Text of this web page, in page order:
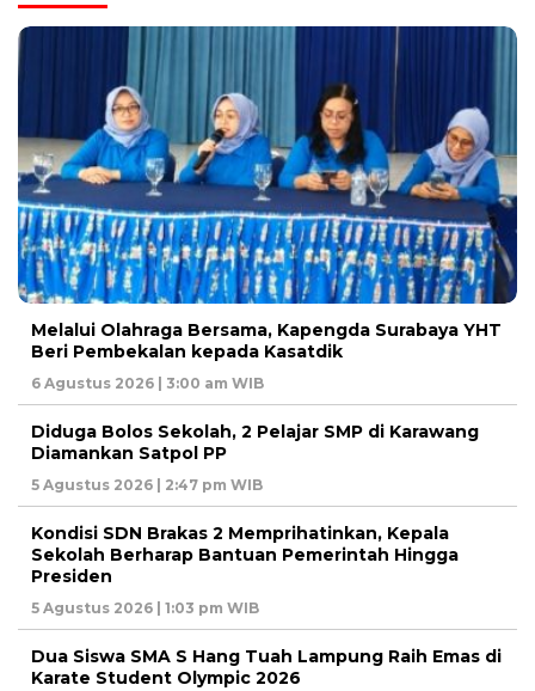
Melalui Olahraga Bersama, Kapengda Surabaya YHT
Beri Pembekalan kepada Kasatdik
6 Agustus 2026 | 3:00 am WIB
Diduga Bolos Sekolah, 2 Pelajar SMP di Karawang
Diamankan Satpol PP
5 Agustus 2026 | 2:47 pm WIB
Kondisi SDN Brakas 2 Memprihatinkan, Kepala
Sekolah Berharap Bantuan Pemerintah Hingga
Presiden
5 Agustus 2026 | 1:03 pm WIB
Dua Siswa SMA S Hang Tuah Lampung Raih Emas di
Karate Student Olympic 2026